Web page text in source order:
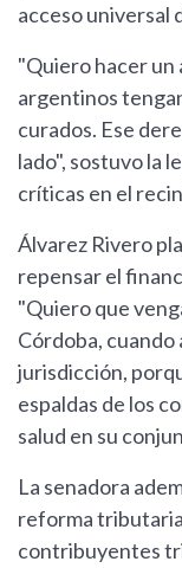
acceso universal
"Quiero hacer un
argentinos
curados. Ese
lado", sostuvo la
críticas en el
Álvarez Rivero
repensar el
"Quiero que
Córdoba, cuando
jurisdicción,
espaldas de los
salud en su
La senadora
reforma
contribuyentes